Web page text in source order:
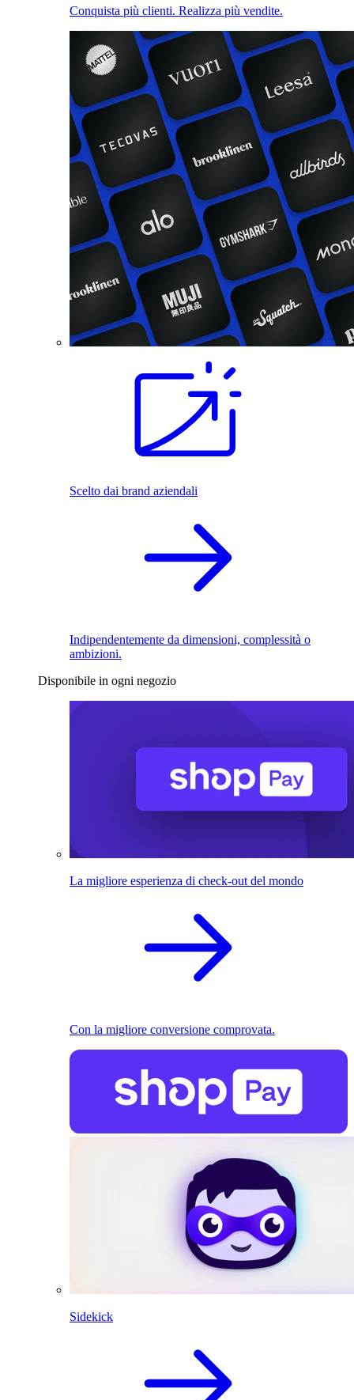
Conquista più clienti. Realizza più vendite.
Scelto dai brand aziendali
Indipendentemente da dimensioni, complessità o
ambizioni.
Disponibile in ogni negozio
La migliore esperienza di check-out del mondo
Con la migliore conversione comprovata.
Sidekick